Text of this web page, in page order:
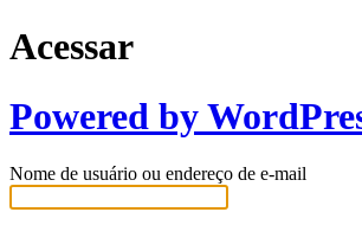
Acessar
Powered by
Nome de usuário ou endereço de e-mail